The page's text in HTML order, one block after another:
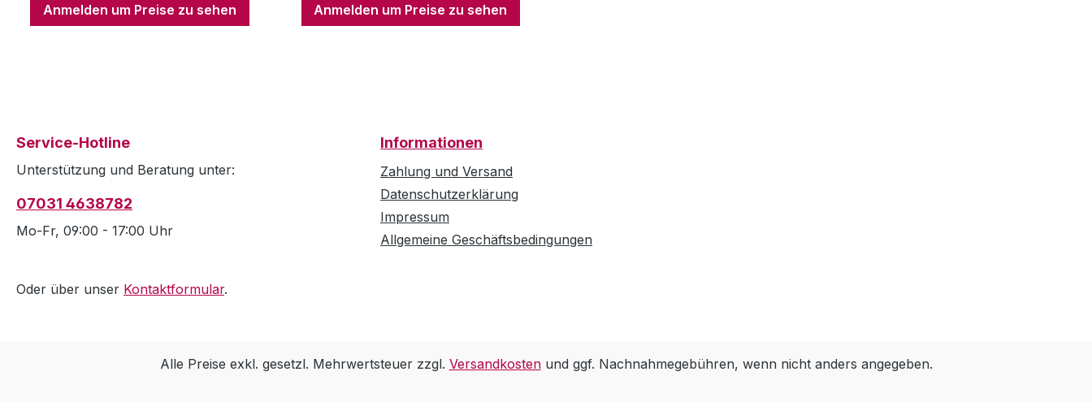
Anmelden um Preise zu sehen Anmelden um Preise zu sehen
Service-Hotline
Unterstützung und Beratung unter:
07031 4638782
Mo-Fr, 09:00 - 17:00 Uhr
Oder über unser Kontaktformular.
Informationen
Zahlung und Versand
Datenschutzerklärung
Impressum
Allgemeine Geschäftsbedingungen
Alle Preise exkl. gesetzl. Mehrwertsteuer zzgl. Versandkostenund ggf. Nachnahmegebühren, wenn nicht anders angegeben.